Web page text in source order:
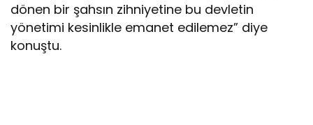
dönen bir şahsın zihniyetine bu devletin
yönetimi kesinlikle emanet edilemez” diye
konuştu.